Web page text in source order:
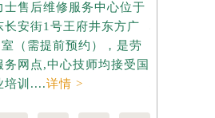
士售后维修服务中心位于
长安街1号王府井东方广
（需提前预约），是劳
务网点,中心技师均接受国
培训....详情 >